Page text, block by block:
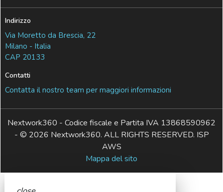
Indirizzo
Via Moretto da Brescia, 22
Milano - Italia
CAP 20133
Contatti
Contatta il nostro team per maggiori informazioni
Nextwork360 - Codice fiscale e Partita IVA 13868590962
- © 2026 Nextwork360. ALL RIGHTS RESERVED. ISP
AWS
Mappa del sito